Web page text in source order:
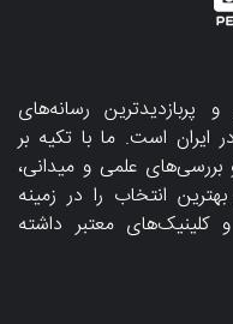
رسانه‌های
است. ما با تکیه بر
بررسی‌های علمی و میدانی،
انتخاب را در زمینه
معتبر داشته